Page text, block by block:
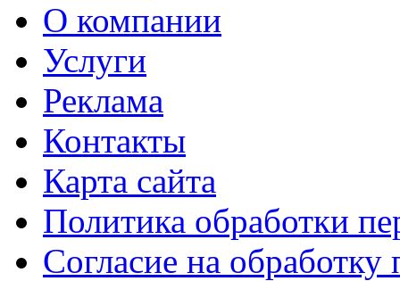
О компании
Услуги
Реклама
Контакты
Карта сайта
Политика обработки
Согласие на